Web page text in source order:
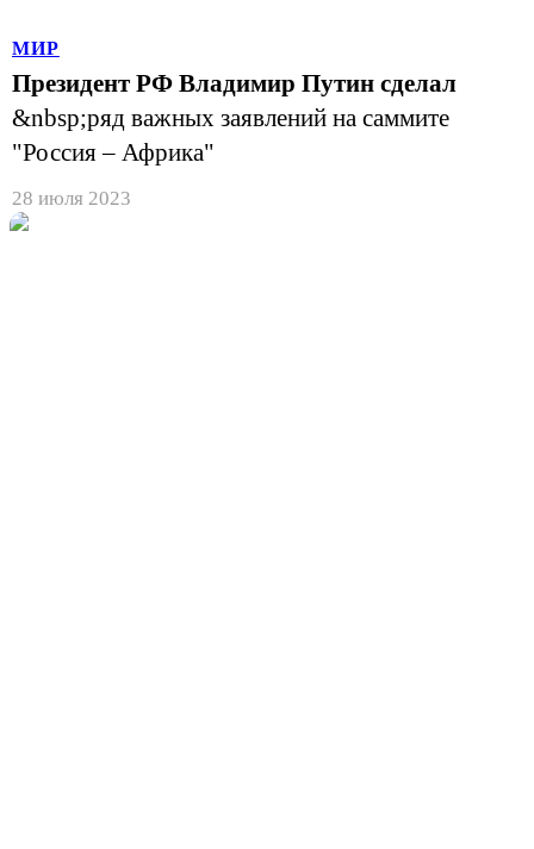
МИР
Президент РФ Владимир Путин сделал
&nbsp;ряд важных заявлений на саммите
"Россия – Африка"
28 июля 2023